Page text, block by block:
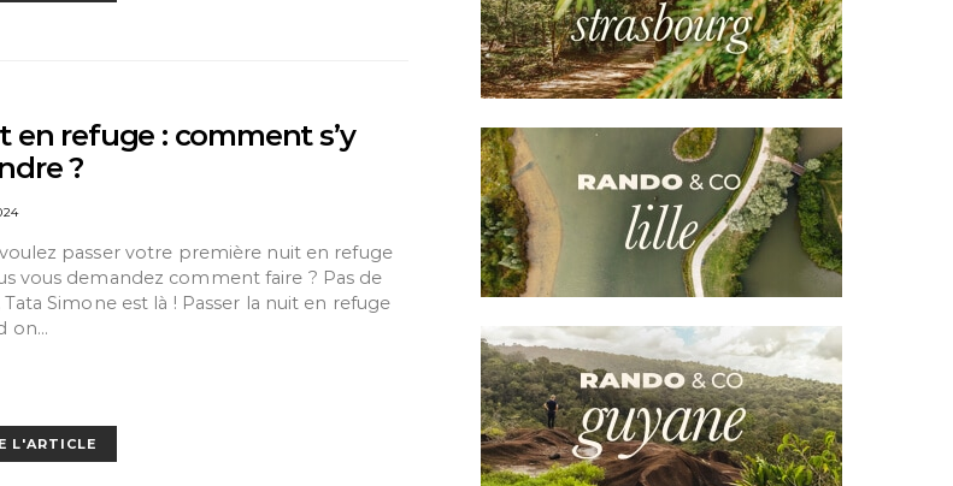
en refuge : comment s’y
?
passer votre première nuit en refuge
vous demandez comment faire ? Pas de
Tata Simone est là ! Passer la nuit en refuge
on…
L'ARTICLE